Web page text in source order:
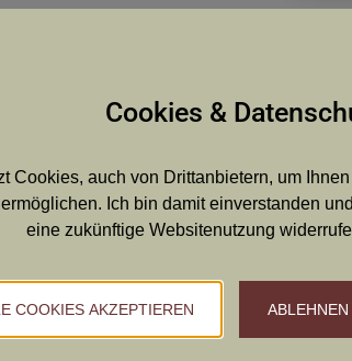
Sitz des Vereines und Geschäftsstelle: Ing.
Cookies &
Cookies, auch von Drittanbietern, um
Ich bin damit einverstanden
eine zukünftige Websitenutzung
COOKIES AKZEPTIEREN ABLEHNEN